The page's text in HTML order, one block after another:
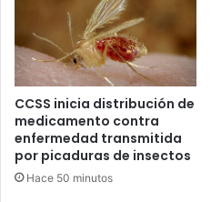
CCSS inicia distribución de
medicamento contra
enfermedad transmitida
por picaduras de insectos
Hace 50 minutos